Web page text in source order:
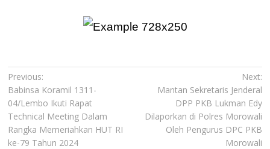
Navigasi
pos
Previous:
Babinsa Koramil 1311-
04/Lembo Ikuti Rapat
Technical Meeting Dalam
Rangka Memeriahkan HUT RI
ke-79 Tahun 2024
Next:
Mantan Sekretaris Jenderal
DPP PKB Lukman Edy
Dilaporkan di Polres Morowali
Oleh Pengurus DPC PKB
Morowali